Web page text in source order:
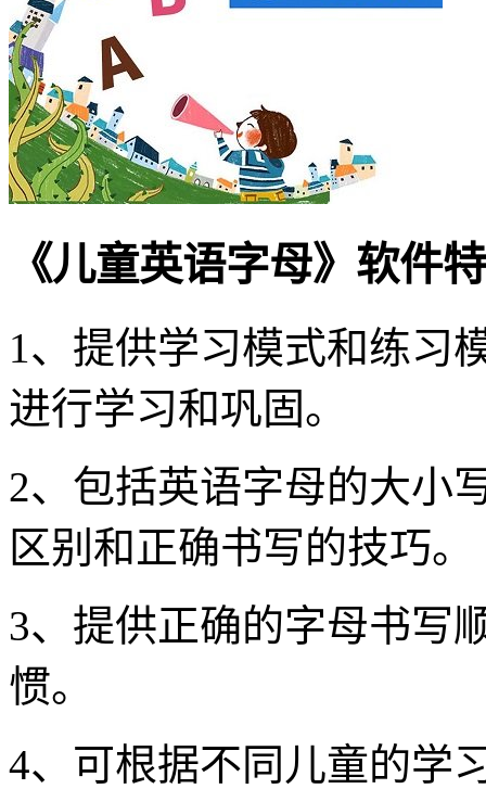
《儿童英语字母》软件
1、提供学习模式和练习
进行学习和巩固。
2、包括英语字母的大小
区别和正确书写的技巧。
3、提供正确的字母书写
惯。
4、可根据不同儿童的学